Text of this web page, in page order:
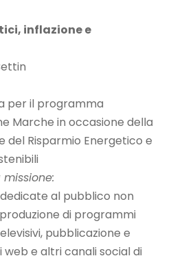
inflazione e
per il programma
Marche in occasione della
del Risparmio Energetico e
al pubblico non
di programmi
pubblicazione e
web e altri canali social di